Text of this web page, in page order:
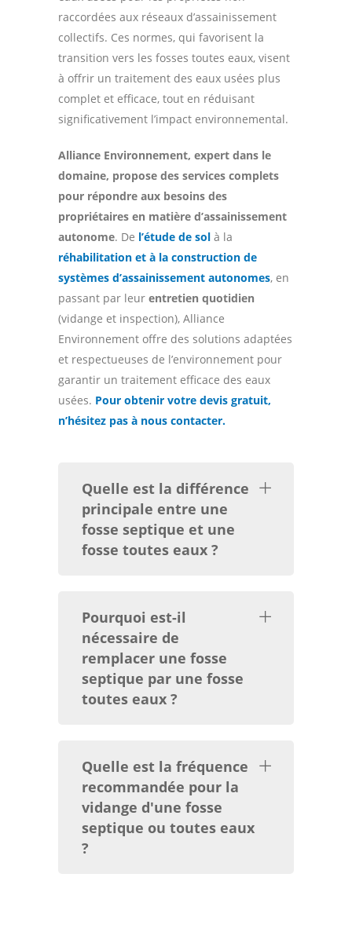
raccordées aux réseaux d’assainissement
collectifs. Ces normes, qui favorisent la
transition vers les fosses toutes eaux, visent
à offrir un traitement des eaux usées plus
complet et efficace, tout en réduisant
significativement l’impact environnemental.
Alliance Environnement, expert dans le
domaine, propose des services complets
pour répondre aux besoins des
propriétaires en matière d’assainissement
autonome. De l’étude de sol à la
réhabilitation et à la construction de
systèmes d’assainissement autonomes, en
passant par leur entretien quotidien
(vidange et inspection), Alliance
Environnement offre des solutions adaptées
et respectueuses de l’environnement pour
garantir un traitement efficace des eaux
usées. Pour obtenir votre devis gratuit,
n’hésitez pas à nous contacter.
Quelle est la différence
principale entre une
fosse septique et une
fosse toutes eaux ?
Pourquoi est-il
nécessaire de
remplacer une fosse
septique par une fosse
toutes eaux ?
Quelle est la fréquence
recommandée pour la
vidange d'une fosse
septique ou toutes eaux
?